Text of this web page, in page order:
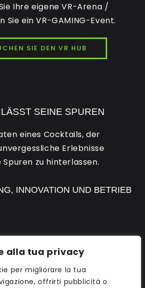
alla tua privacy
per migliorare la tua
offrirti pubblicità o
Ihre eigene VR-Arena /
Sie ein VR-GAMING-Event.
SIE DEN VR HUB
SEINE SPUREN
eines Cocktails, der
Erlebnisse
Spuren zu hinterlassen.
INNOVATION UND BETRIEB
DISCOVER RH1